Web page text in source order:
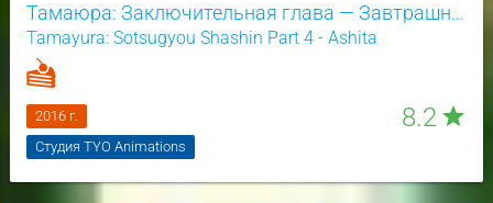
Тамаюра: Заключительная глава — Завтрашний день
Tamayura: Sotsugyou Shashin Part 4 - Ashita
8.2 star
2016 г.
Студия TYO Animations